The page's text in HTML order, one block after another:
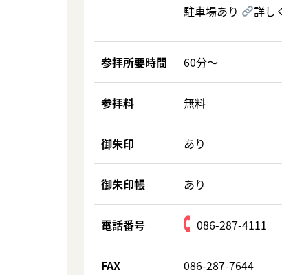
駐車場あり 詳し
参拝所要時間 60分〜
参拝料 無料
御朱印 あり
御朱印帳 あり
電話番号 086-287-4111
FAX 086-287-7644